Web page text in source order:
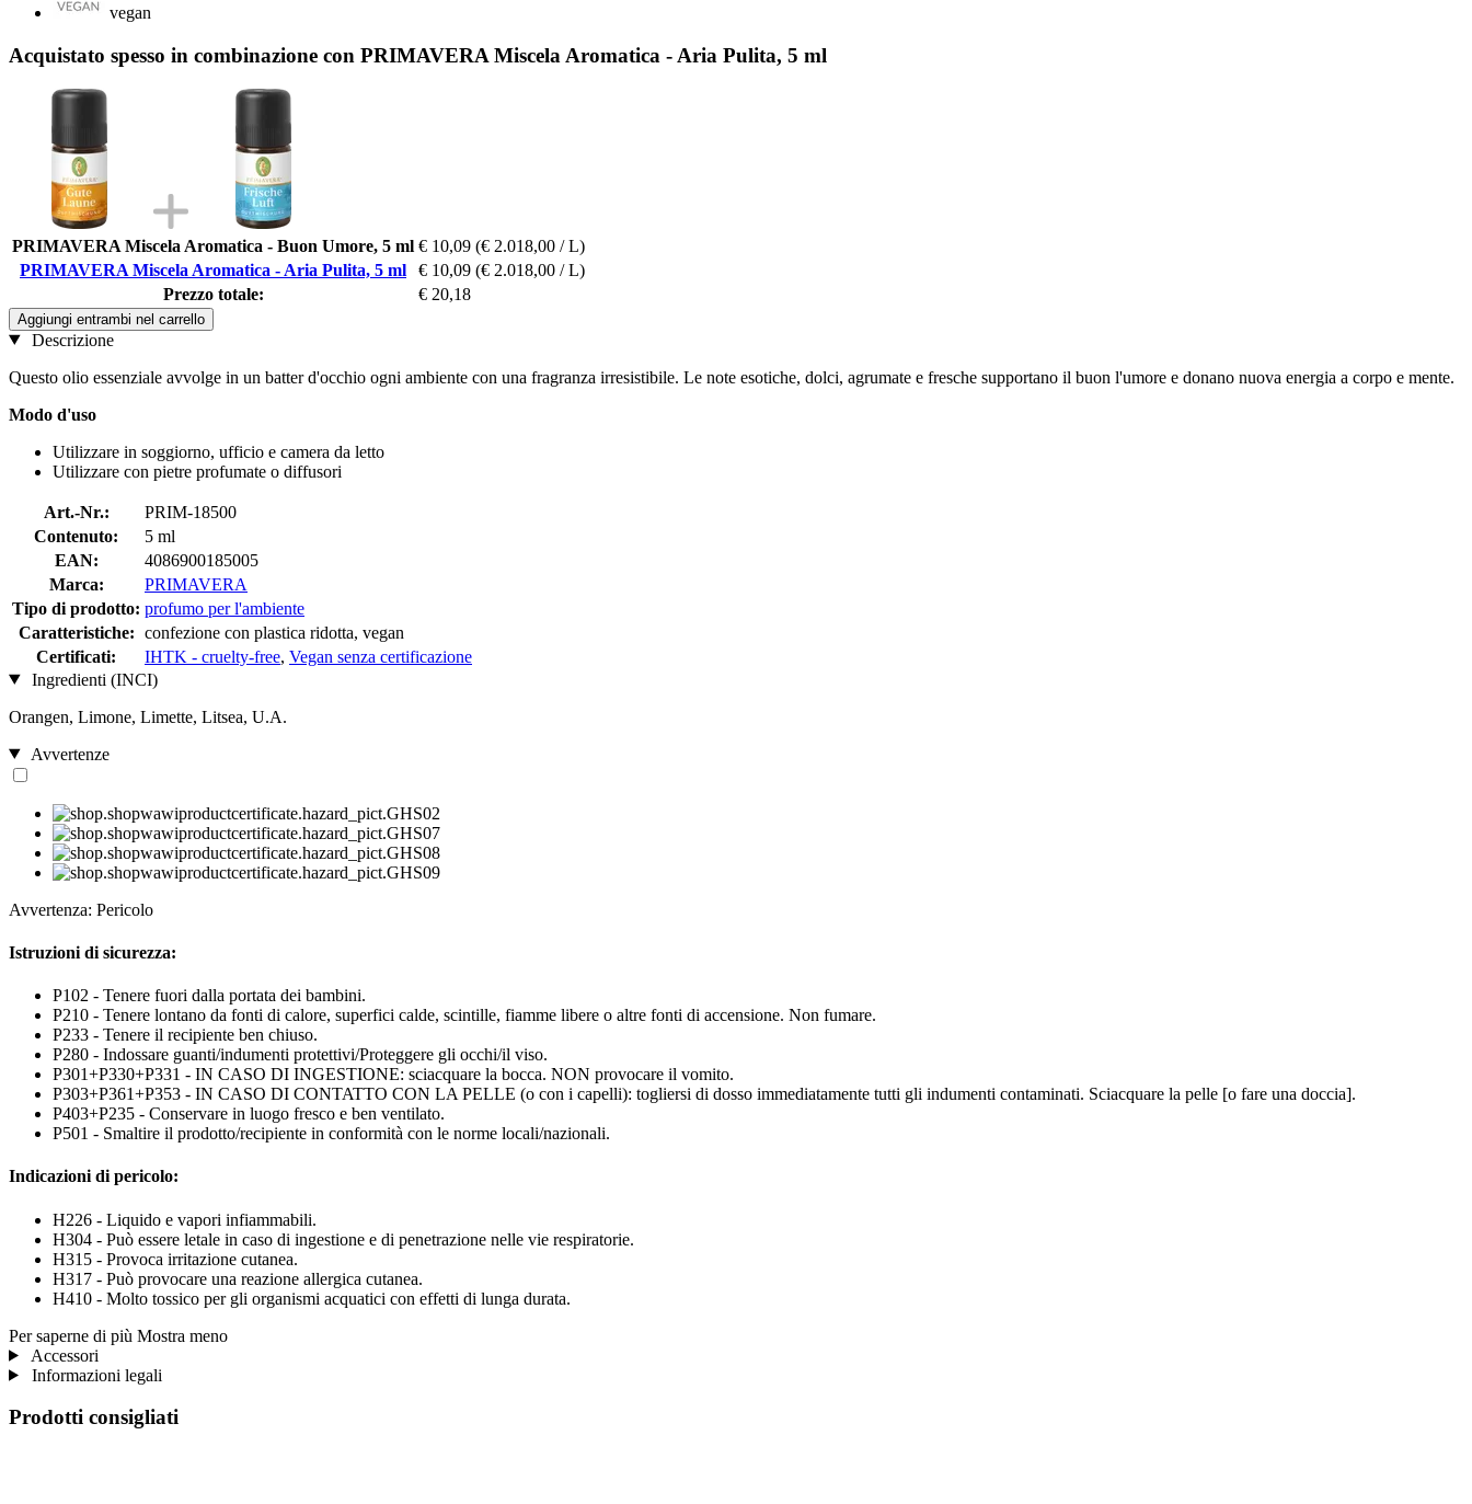
vegan
Acquistato spesso in combinazione con PRIMAVERA Miscela Aromatica - Aria Pulita, 5 ml
PRIMAVERA Miscela Aromatica - Buon Umore, 5 ml € 10,09 (€ 2.018,00 / L)
PRIMAVERA Miscela Aromatica - Aria Pulita, 5 ml
€ 10,09 (€ 2.018,00 / L)
Prezzo totale:
€ 20,18
Aggiungi entrambi nel carrello
Descrizione
Questo olio essenziale avvolge in un batter d'occhio ogni ambiente con una fragranza irresistibile. Le note esotiche, dolci, agrumate e fresche supportano il buon l'umore e donano nuova energia a corpo e mente.
Modo d'uso
Utilizzare in soggiorno, ufficio e camera da letto
Utilizzare con pietre profumate o diffusori
Art.-Nr.:
PRIM-18500
Contenuto:
5 ml
EAN:
4086900185005
Marca:
PRIMAVERA
Tipo di prodotto: profumo per l'ambiente
Caratteristiche: confezione con plastica ridotta, vegan
Certificati:
IHTK - cruelty-free, Vegan senza certificazione
Ingredienti (INCI)
Orangen, Limone, Limette, Litsea, U.A.
Avvertenze
Avvertenza: Pericolo
Istruzioni di sicurezza:
P102 - Tenere fuori dalla portata dei bambini.
P210 - Tenere lontano da fonti di calore, superfici calde, scintille, fiamme libere o altre fonti di accensione. Non fumare.
P233 - Tenere il recipiente ben chiuso.
P280 - Indossare guanti/indumenti protettivi/Proteggere gli occhi/il viso.
P301+P330+P331 - IN CASO DI INGESTIONE: sciacquare la bocca. NON provocare il vomito.
P303+P361+P353 - IN CASO DI CONTATTO CON LA PELLE (o con i capelli): togliersi di dosso immediatamente tutti gli indumenti contaminati. Sciacquare la pelle [o fare una doccia].
P403+P235 - Conservare in luogo fresco e ben ventilato.
P501 - Smaltire il prodotto/recipiente in conformità con le norme locali/nazionali.
Indicazioni di pericolo:
H226 - Liquido e vapori infiammabili.
H304 - Può essere letale in caso di ingestione e di penetrazione nelle vie respiratorie.
H315 - Provoca irritazione cutanea.
H317 - Può provocare una reazione allergica cutanea.
H410 - Molto tossico per gli organismi acquatici con effetti di lunga durata.
Per saperne di più Mostra meno
Accessori
Informazioni legali
Prodotti consigliati